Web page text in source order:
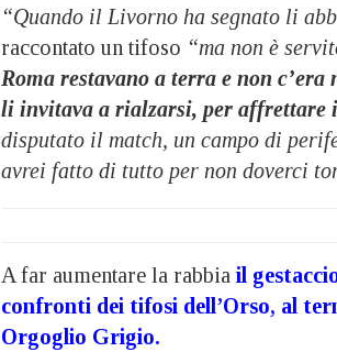
“Quando il Livorno ha segnato li
raccontato un tifoso “ma non è
Roma restavano a terra e non
li invitava a rialzarsi, per affrettare
disputato il match, un campo di
avrei fatto di tutto per non doverci
A far aumentare la rabbia il
confronti dei tifosi dell’Orso, al
Orgoglio Grigio.